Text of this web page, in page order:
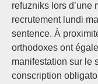
refuzniks lors d’une
recrutement lundi
sentence. À
orthodoxes ont
manifestation sur le
conscription